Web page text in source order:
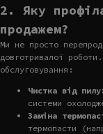
2. Яку
продажем?
Ми не просто
довготривалої
обслуговування:
Чистка від
системи
Заміна
термопасти